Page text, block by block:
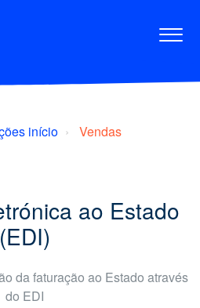
início Vendas
ao Estado
(EDI)
da faturação ao Estado através
do EDI